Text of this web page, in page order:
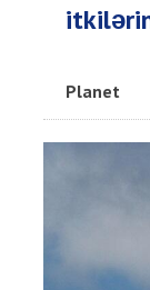
Planet